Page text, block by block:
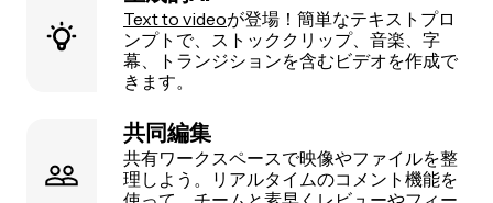
Text to videoが登場！簡単なテキストプロ
ンプトで、ストッククリップ、音楽、字
幕、トランジションを含むビデオを作成で
きます。
共同編集
共有ワークスペースで映像やファイルを整
理しよう。リアルタイムのコメント機能を